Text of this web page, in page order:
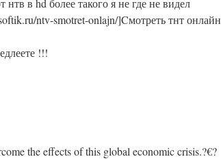
в hd более такого я не где не видел
ntv-smotret-onlajn/]Cмотреть тнт онлайн
!!!
the effects of this global economic crisis.?€?